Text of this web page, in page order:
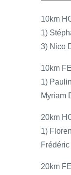
10km
1)
3) Nico
10km
1)
Myriam
20km
1)
Frédéric
20km